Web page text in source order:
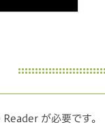
が必要です。